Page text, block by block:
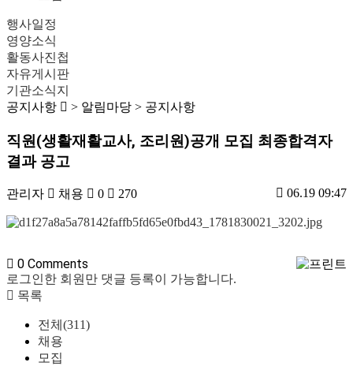
행사일정
영양소식
활동사진첩
자유게시판
기관소식지
공지사항
> 알림마당 > 공지사항
직원(생활재활교사, 조리원)공개 모집 최종합격자
결과 공고
관리자 채용 0 270 06.19 09:47
0 Comments
로그인한 회원만 댓글 등록이 가능합니다.
목록
전체(311)
채용
모집